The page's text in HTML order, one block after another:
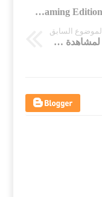
افضل ويندوز اكس بي للالعاب Windows XP Extreme Gaming Edition
الموضوع السابق
الحصول علي RDP بامكانيات عالية لمشاهدة كاس العالم 2018